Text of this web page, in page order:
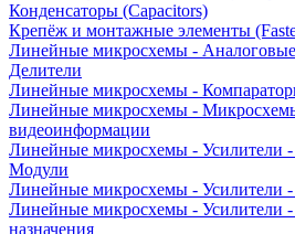
Конденсаторы (Capacitors)
Крепёж и монтажные элементы
Линейные микросхемы -
Делители
Линейные микросхемы -
Линейные микросхемы -
видеоинформации
Линейные микросхемы - Усилители -
Модули
Линейные микросхемы - Усилители -
Линейные микросхемы - Усилители
назначения